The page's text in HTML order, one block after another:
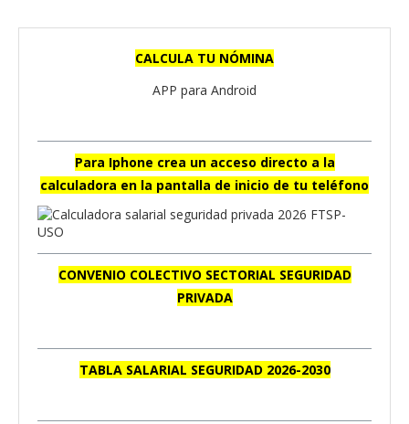
CALCULA TU NÓMINA
APP para Android
Para Iphone crea un acceso directo a la
calculadora en la pantalla de inicio de tu teléfono
CONVENIO COLECTIVO SECTORIAL SEGURIDAD
PRIVADA
TABLA SALARIAL SEGURIDAD 2026-2030